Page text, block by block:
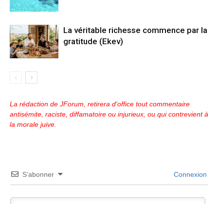
La véritable richesse commence par la
gratitude (Ekev)
La rédaction de JForum, retirera d'office tout commentaire
antisémite, raciste, diffamatoire ou injurieux, ou qui contrevient à
la morale juive.
S’abonner Connexion